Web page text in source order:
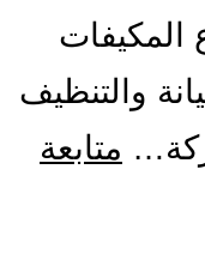
المكيفات
والتنظيف
متابعة